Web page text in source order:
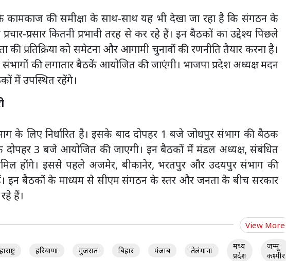
के कामकाज की समीक्षा के साथ-साथ यह भी देखा जा रहा है कि संगठन के
प्रसार कितनी प्रभावी तरह से कर रहे हैं। इन बैठकों का उद्देश्य पिछले
की प्रतिक्रिया को समेटना और आगामी चुनावों की रणनीति तैयार करना है।
की लगातार बैठकें आयोजित की जाएंगी। भाजपा प्रदेश अध्यक्ष मदन
में उपस्थित रहेंगे।
के लिए निर्धारित है। इसके बाद दोपहर 1 बजे जोधपुर संभाग की बैठक
3 बजे आयोजित की जाएगी। इन बैठकों में मंडल अध्यक्ष, संबंधित
होंगे। इससे पहले अजमेर, बीकानेर, भरतपुर और उदयपुर संभाग की
इन बैठकों के माध्यम से सीएम संगठन के स्तर और जनता के बीच सरकार
हैं।
View More
हरियाणा गुजरात बिहार पंजाब तेलंगाना
मध्य
प्रदेश
जम्मू
कश्मीर